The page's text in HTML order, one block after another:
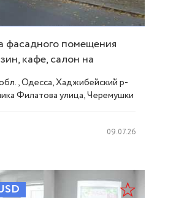
фасадного помещения
кафе, салон на
ID 28447
Одесса, Хаджибейский р-
Филатова улица, Черемушки
09.07.26